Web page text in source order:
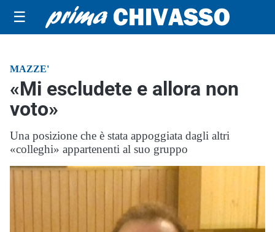
☰
MAZZE'
«Mi escludete e allora non
voto»
Una posizione che è stata appoggiata dagli altri
«colleghi» appartenenti al suo gruppo